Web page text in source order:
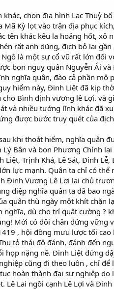
chọn địa hình Lạc Thuỷ
Mã Kỳ lọt vào trận địa phục
tên khác kêu la hoảng hốt,
rất anh dũng, địch bỏ lại
là một sự cổ vũ rất lớn đối
bọn nguỵ quân Nguyễn Ái
nghĩa quân, đào cả phần
hiểm này, Đinh Liệt đã kịp
Bình định vương lê Lợi. và
và nhiều tướng lĩnh khác đã
được bước truy quét của
khi thoát hiểm, nghĩa quân
Bân và bọn Phương Chính
Liệt, Trịnh Khả, Lê Sát, Đinh
lực mạnh. Quân ta chỉ có
Định Vương Lê Lợi lại chủ
điệp nghĩa quân ta đã bao
quân thù ngày một khít
nghĩa, dù cho trí quật cường ?
Mới có đôi chân đứng vững
, hội đồng mưu lược tối
tỏ thái độ đánh, đánh đến
họp nặng nề. Đinh Liệt đứng
cũng đi theo luôn , chỉ
hoàn thành đại sự nghiệp
Lê Lai ngồi cạnh Lê Lợi và